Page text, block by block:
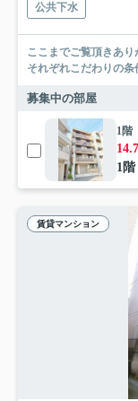
公共下水
ここまでご覧頂きありがとうございま
それぞれこだわりの
募集中の部屋
1階
1
賃貸マンション